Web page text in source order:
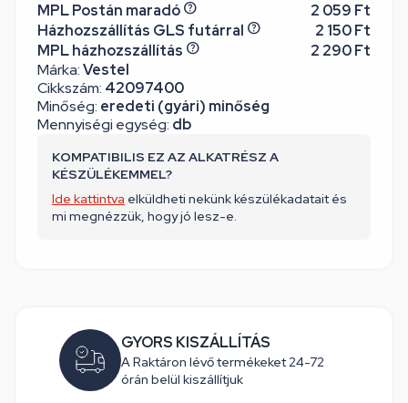
Márka:Vestel
Cikkszám: 42097400
Minőség: eredeti (gyári) minőség
Mennyiségi egység: db
MPL Postán maradó
2 059 Ft
Házhozszállítás GLS futárral
2 150 Ft
MPL házhozszállítás
2 290 Ft
KOMPATIBILIS EZ AZ ALKATRÉSZ A
KÉSZÜLÉKEMMEL?
Ide kattintva elküldheti nekünk készülékadatait és
mi megnézzük, hogy jó lesz-e.
GYORS KISZÁLLÍTÁS
A Raktáron lévő termékeket 24-72
órán belül kiszállítjuk